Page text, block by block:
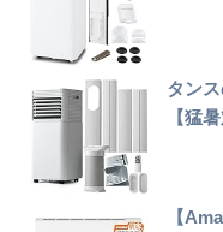
タン
【猛
【